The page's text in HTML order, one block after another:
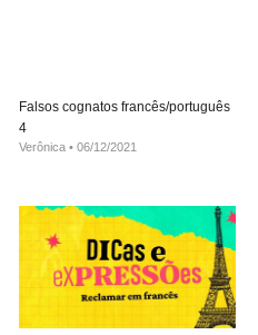
Falsos cognatos francês/português
4
Verônica 06/12/2021